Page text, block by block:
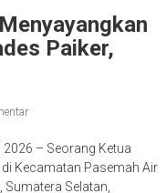
Paiker,
– Seorang Ketua
Kecamatan Pasemah Air
Sumatera Selatan,